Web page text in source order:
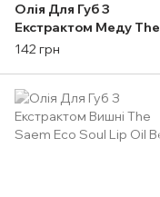
Олія Для Губ З
Екстрактом Меду The
Saem Eco Soul Lip Oil
142 грн